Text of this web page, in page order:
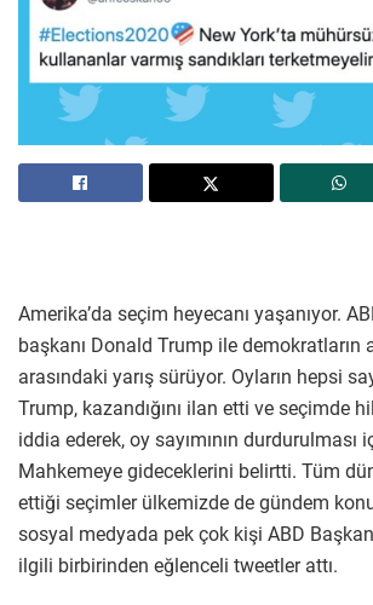
Amerika’da seçim heyecanı yaşanıyor.
başkanı Donald Trump ile demokratların
arasındaki yarış sürüyor. Oyların hepsi
Trump, kazandığını ilan etti ve seçimde
iddia ederek, oy sayımının durdurulması
Mahkemeye gideceklerini belirtti. Tüm
ettiği seçimler ülkemizde de gündem
sosyal medyada pek çok kişi ABD
ilgili birbirinden eğlenceli tweetler attı.